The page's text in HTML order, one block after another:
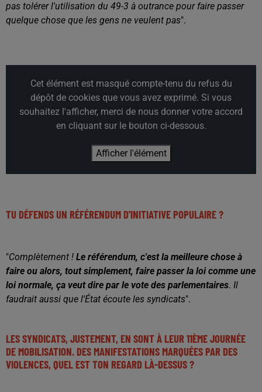
pas tolérer l'utilisation du 49-3 à outrance pour faire passer
quelque chose que les gens ne veulent pas".
Cet élément est masqué compte-tenu du refus du
dépôt de cookies que vous avez exprimé. Si vous
souhaitez l'afficher, merci de nous donner votre accord
en cliquant sur le bouton ci-dessous.
Afficher l'élément
TU DÉFENDS UN RÉFÉRENDUM D'INITIATIVE POPULAIRE ?
"Complètement ! Le référendum, c'est la meilleure chose à
faire ou alors, tout simplement, faire passer la loi comme une
loi normale, ça veut dire par le vote des parlementaires. Il
faudrait aussi que l'État écoute les syndicats".
LES SYNDICATS, JUSTEMENT, EN SONT À LEUR 11ÈME JOURNÉE
DE MOBILISATION. DES MANIFESTATIONS MARQUÉES PAR DES
VIOLENCES, QUEL EST TON REGARD LÀ-DESSUS ?